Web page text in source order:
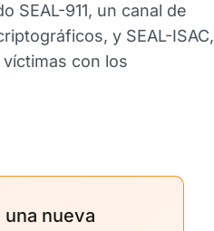
SEAL-911, un canal de
y SEAL-ISAC,
con los
una nueva